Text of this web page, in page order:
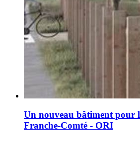
Un nouveau bâtiment pour
Franche-Comté - ORI